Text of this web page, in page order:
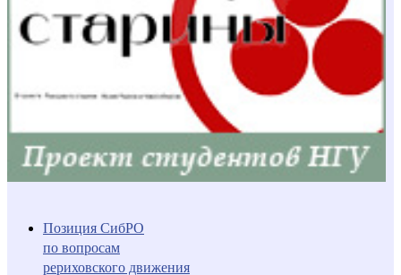
Позиция СибРО
по вопросам
рериховского движения